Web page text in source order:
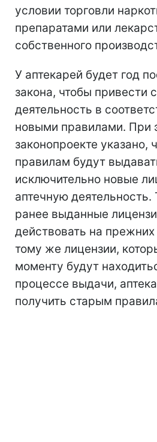
условии торговли
препаратами или
собственного
У аптекарей будет год
закона, чтобы привести
деятельность в
новыми правилами. При
законопроекте указано,
правилам будут
исключительно новые
аптечную деятельность.
ранее выданные
действовать на
тому же лицензии,
моменту будут
процессе выдачи,
получить старым